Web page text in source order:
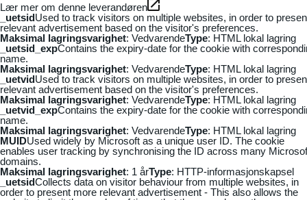
Lær mer om denne leverandøren
_uetsidUsed to track visitors on multiple websites, in order to
relevant advertisement based on the visitor's preferences.
Maksimal lagringsvarighet: VedvarendeType: HTML lokal lagring
_uetsid_expContains the expiry-date for the cookie with
name.
Maksimal lagringsvarighet: VedvarendeType: HTML lokal lagring
_uetvidUsed to track visitors on multiple websites, in order to
relevant advertisement based on the visitor's preferences.
Maksimal lagringsvarighet: VedvarendeType: HTML lokal lagring
_uetvid_expContains the expiry-date for the cookie with
name.
Maksimal lagringsvarighet: VedvarendeType: HTML lokal lagring
MUIDUsed widely by Microsoft as a unique user ID. The cookie
enables user tracking by synchronising the ID across many
domains.
Maksimal lagringsvarighet: 1 årType: HTTP-informasjonskapsel
_uetsidCollects data on visitor behaviour from multiple websites, in
order to present more relevant advertisement - This also allows the